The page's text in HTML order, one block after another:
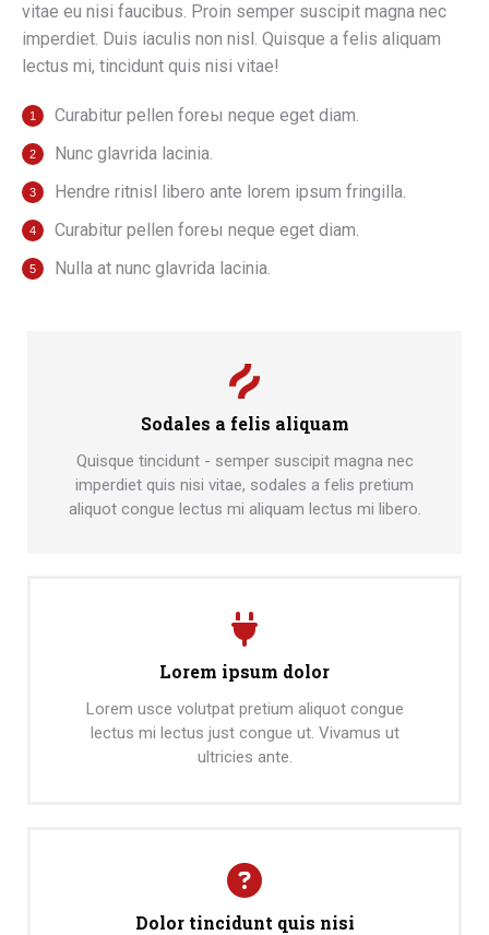
vitae eu nisi faucibus. Proin semper suscipit magna nec
imperdiet. Duis iaculis non nisl. Quisque a felis aliquam
lectus mi, tincidunt quis nisi vitae!
Curabitur pellen foreы neque eget diam.
Nunc glavrida lacinia.
Hendre ritnisl libero ante lorem ipsum fringilla.
Curabitur pellen foreы neque eget diam.
Nulla at nunc glavrida lacinia.
Sodales a felis aliquam
Quisque tincidunt - semper suscipit magna nec
imperdiet quis nisi vitae, sodales a felis pretium
aliquot congue lectus mi aliquam lectus mi libero.
Lorem ipsum dolor
Lorem usce volutpat pretium aliquot congue
lectus mi lectus just congue ut. Vivamus ut
ultricies ante.
Dolor tincidunt quis nisi